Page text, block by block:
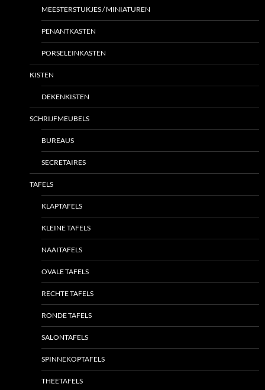
MEESTERSTUKJES / MINIATUREN
PENANTKASTEN
PORSELEINKASTEN
KISTEN
DEKENKISTEN
SCHRIJFMEUBELS
BUREAUS
SECRETAIRES
TAFELS
KLAPTAFELS
KLEINE TAFELS
NAAITAFELS
OVALE TAFELS
RECHTE TAFELS
RONDE TAFELS
SALONTAFELS
SPINNEKOPTAFELS
THEETAFELS